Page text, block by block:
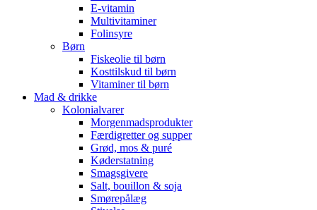
E-vitamin
Multivitaminer
Folinsyre
Børn
Fiskeolie til børn
Kosttilskud til børn
Vitaminer til børn
Mad & drikke
Kolonialvarer
Morgenmadsprodukter
Færdigretter og supper
Grød, mos & puré
Køderstatning
Smagsgivere
Salt, bouillon & soja
Smørepålæg